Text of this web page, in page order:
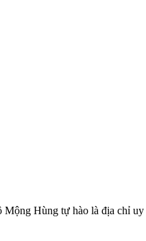
Hùng tự hào là địa chỉ